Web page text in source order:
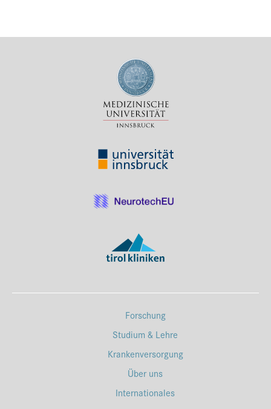
Forschung
Studium & Lehre
Krankenversorgung
Über uns
Internationales